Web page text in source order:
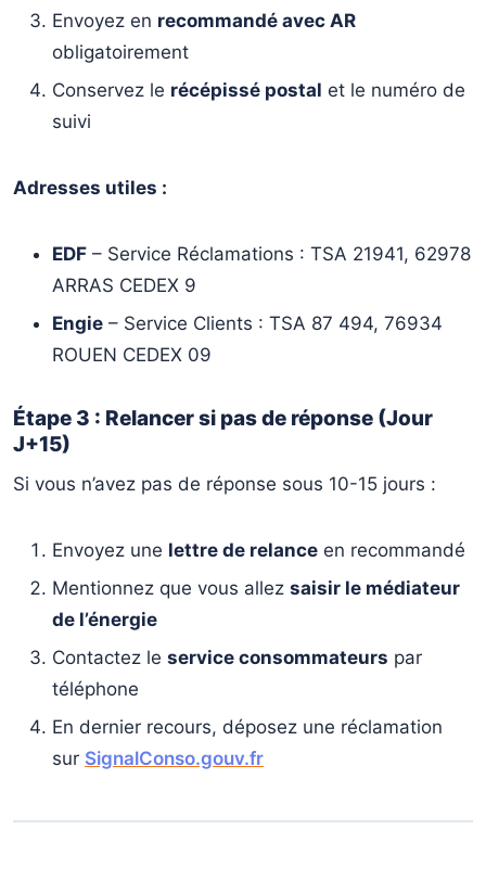
Envoyez en recommandé avec AR
obligatoirement
Conservez le récépissé postal et le numéro de
suivi
Adresses utiles :
EDF – Service Réclamations : TSA 21941, 62978
ARRAS CEDEX 9
Engie – Service Clients : TSA 87 494, 76934
ROUEN CEDEX 09
Étape 3 : Relancer si pas de réponse (Jour
J+15)
Si vous n’avez pas de réponse sous 10-15 jours :
Envoyez une lettre de relance en recommandé
Mentionnez que vous allez saisir le médiateur
de l’énergie
Contactez le service consommateurs par
téléphone
En dernier recours, déposez une réclamation
sur SignalConso.gouv.fr